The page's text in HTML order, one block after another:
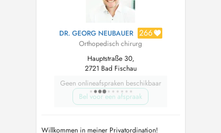
DR. GEORG NEUBAUER 266
Orthopedisch chirurg
Hauptstraße 30,
2721 Bad Fischau
Geen onlineafspraken beschikbaar
Bel voor een afspraak
Willkommen in meiner Privatordination!